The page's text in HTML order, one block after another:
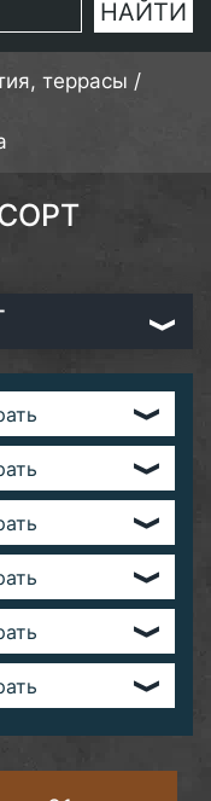
террасы /